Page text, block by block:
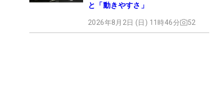
と「動きやすさ」
2026年8月2日 (日) 11時46分 52